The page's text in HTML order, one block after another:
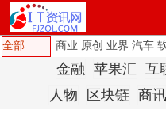
全部 商业 原创 业界 汽车
金融 苹果汇 互
人物
区块链 商讯